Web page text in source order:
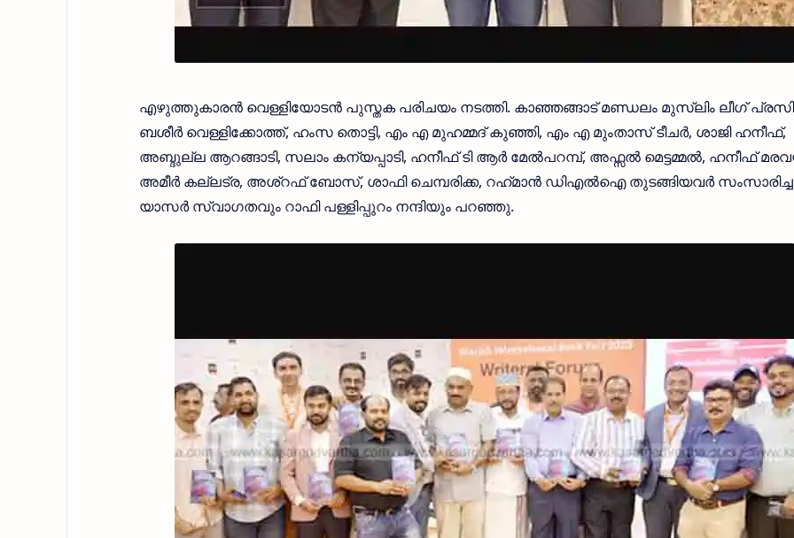
എഴുത്തുകാരൻ വെള്ളിയോടൻ പുസ്തക പരിചയം നടത്തി. കാഞ്ഞങ്ങാട് മണ്ഡലം മുസ്ലിം ലീഗ്
ബശീർ വെള്ളിക്കോത്ത്, ഹംസ തൊട്ടി, എം എ മുഹമ്മദ് കുഞ്ഞി, എം എ മുംതാസ് ടീചർ, ശാജി ഹനീഫ്,
അബ്ദുല്ല ആറങ്ങാടി, സലാം കന്യപ്പാടി, ഹനീഫ് ടി ആർ മേൽപറമ്പ്, അഫ്സൽ മെട്ടമ്മൽ, ഹനീഫ്
അമീർ കല്ലട്ര, അശ്റഫ് ബോസ്, ശാഫി ചെമ്പരിക്ക, റഹ്‌മാൻ ഡിഎൽഐ തുടങ്ങിയവർ
യാസർ സ്വാഗതവും റാഫി പള്ളിപ്പുറം നന്ദിയും പറഞ്ഞു.